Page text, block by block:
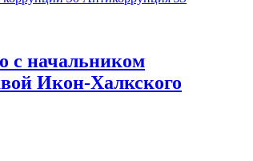
с начальником
Икон-Халкского